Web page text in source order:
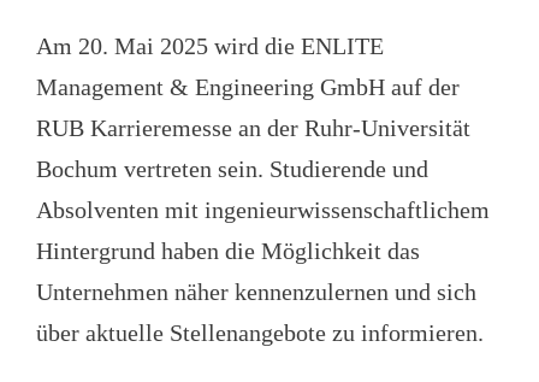
Am 20. Mai 2025 wird die ENLITE
Management & Engineering GmbH auf der
RUB Karrieremesse an der Ruhr-Universität
Bochum vertreten sein. Studierende und
Absolventen mit ingenieurwissenschaftlichem
Hintergrund haben die Möglichkeit das
Unternehmen näher kennenzulernen und sich
über aktuelle Stellenangebote zu informieren.